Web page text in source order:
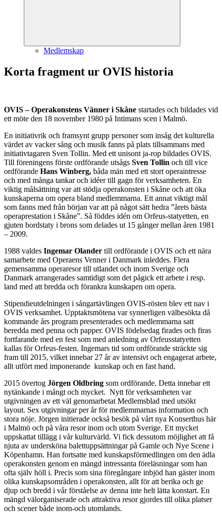
Medlemskap
Korta fragment ur OVIS historia
OVIS – Operakonstens Vänner i Skåne startades och bildades vid
ett möte den 18 november 1980 på Intimans scen i Malmö.
En initiativrik och framsynt grupp personer som insåg det kulturella
värdet av vacker sång och musik fanns på plats tillsammans med
initiativtagaren Sven Tollin. Med ett unisont ja-rop bildades OVIS.
Till föreningens förste ordförande utsågs Sven Tollin och till vice
ordförande Hans Winberg, båda män med ett stort operaintresse
och med många tankar och idéer till gagn för verksamheten. En
viktig målsättning var att stödja operakonsten i Skåne och att öka
kunskaperna om opera bland medlemmarna. Ett annat viktigt mål
som fanns med från början var att på något sätt hedra ”årets bästa
operaprestation i Skåne”. Så föddes idén om Orfeus-statyetten, en
gjuten bordstaty i brons som delades ut 15 gånger mellan åren 1981
– 2009.
1988 valdes Ingemar Olander till ordförande i OVIS och ett nära
samarbete med Operaens Venner i Danmark inleddes. Flera
gemensamma operaresor till utlandet och inom Sverige och
Danmark arrangerades samtidigt som det pågick ett arbete i resp.
land med att bredda och förankra kunskapen om opera.
Stipendieutdelningen i sångartävlingen OVIS-rösten blev ett nav i
OVIS verksamhet. Upptaktsmötena var synnerligen välbesökta då
kommande års program presenterades och medlemmarna satt
beredda med penna och papper. OVIS födelsedag firades och firas
fortfarande med en fest som med anledning av Orfeusstatyetten
kallas för Orfeus-festen. Ingemars tid som ordförande sträckte sig
fram till 2015, vilket innebar 27 år av intensivt och engagerat arbete,
allt utfört med imponerande kunskap och en fast hand.
2015 övertog Jörgen Oldbring som ordförande. Detta innebar ett
nytänkande i mångt och mycket. Nytt för verksamheten var
utgivningen av ett väl genomarbetat Medlemsblad med utsökt
layout. Sex utgivningar per år för medlemmarnas information och
stora nöje. Jörgen initierade också besök på vårt nya Konserthus här
i Malmö och på våra resor inom och utom Sverige. Ett mycket
uppskattat tillägg i vår kulturvärld. Vi fick dessutom möjlighet att få
njuta av undersköna balettuppsättningar på Gamle och Nye Scene i
Köpenhamn. Han fortsatte med kunskapsförmedlingen om den ädla
operakonsten genom en mängd intressanta föreläsningar som han
ofta själv höll i. Precis som sina föregångare inbjöd han gäster inom
olika kunskapsområden i operakonsten, allt för att berika och ge
djup och bredd i vår förståelse av denna inte helt lätta konstart. En
mängd välorganiserade och attraktiva resor gjordes till olika platser
och scener både inom-och utomlands.